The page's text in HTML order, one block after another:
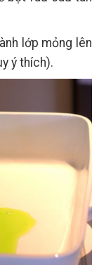
lớp mỏng lên
ý thích).